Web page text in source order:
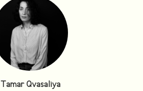
Tamar Qvasaliya